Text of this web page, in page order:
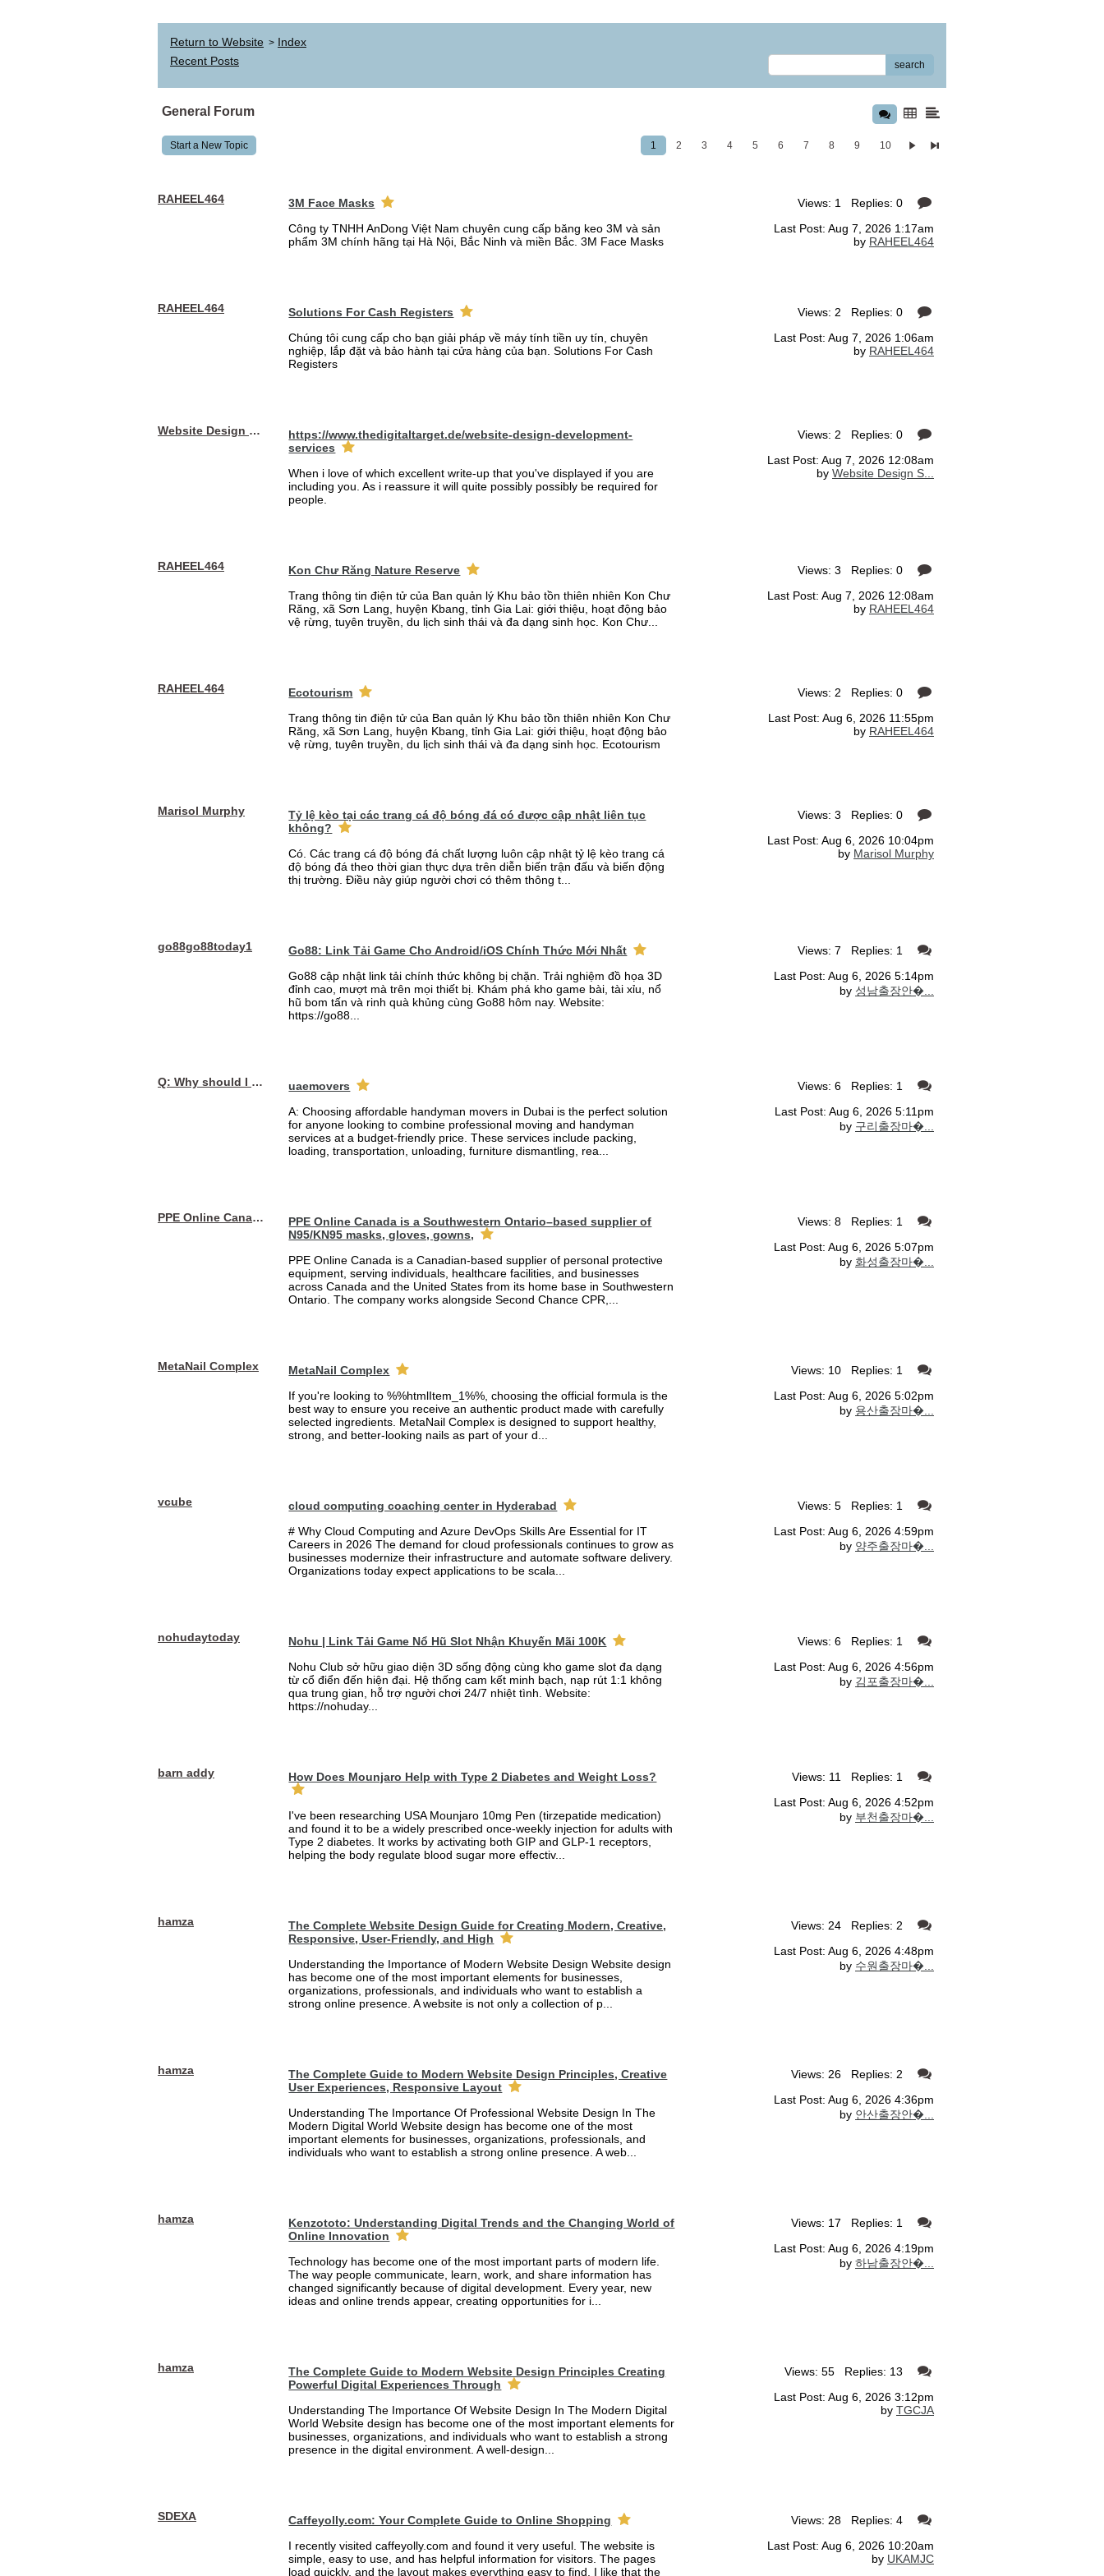
Return to Website > Index
Recent Posts
search
General Forum
Start a New Topic 1 2 3 4 5 6 7 8 9 10
RAHEEL464
3M Face Masks
Công ty TNHH AnDong Việt Nam chuyên cung cấp băng keo 3M và sản
phẩm 3M chính hãng tại Hà Nội, Bắc Ninh và miền Bắc. 3M Face Masks
Views: 1 Replies: 0
Last Post: Aug 7, 2026 1:17am
by RAHEEL464
RAHEEL464
Solutions For Cash Registers
Chúng tôi cung cấp cho bạn giải pháp về máy tính tiền uy tín, chuyên
nghiệp, lắp đặt và bảo hành tại cửa hàng của bạn. Solutions For Cash
Registers
Views: 2 Replies: 0
Last Post: Aug 7, 2026 1:06am
by RAHEEL464
Website Design Services berin
https://www.thedigitaltarget.de/website-design-development-
services
When i love of which excellent write-up that you've displayed if you are
including you. As i reassure it will quite possibly possibly be required for
people.
Views: 2 Replies: 0
Last Post: Aug 7, 2026 12:08am
by Website Design S...
RAHEEL464
Kon Chư Răng Nature Reserve
Trang thông tin điện tử của Ban quản lý Khu bảo tồn thiên nhiên Kon Chư
Răng, xã Sơn Lang, huyện Kbang, tỉnh Gia Lai: giới thiệu, hoạt động bảo
vệ rừng, tuyên truyền, du lịch sinh thái và đa dạng sinh học. Kon Chư...
Views: 3 Replies: 0
Last Post: Aug 7, 2026 12:08am
by RAHEEL464
RAHEEL464
Ecotourism
Trang thông tin điện tử của Ban quản lý Khu bảo tồn thiên nhiên Kon Chư
Răng, xã Sơn Lang, huyện Kbang, tỉnh Gia Lai: giới thiệu, hoạt động bảo
vệ rừng, tuyên truyền, du lịch sinh thái và đa dạng sinh học. Ecotourism
Views: 2 Replies: 0
Last Post: Aug 6, 2026 11:55pm
by RAHEEL464
Marisol Murphy
Tỷ lệ kèo tại các trang cá độ bóng đá có được cập nhật liên tục
không?
Có. Các trang cá độ bóng đá chất lượng luôn cập nhật tỷ lệ kèo trang cá
độ bóng đá theo thời gian thực dựa trên diễn biến trận đấu và biến động
thị trường. Điều này giúp người chơi có thêm thông t...
Views: 3 Replies: 0
Last Post: Aug 6, 2026 10:04pm
by Marisol Murphy
go88go88today1
Go88: Link Tải Game Cho Android/iOS Chính Thức Mới Nhất
Go88 cập nhật link tải chính thức không bị chặn. Trải nghiệm đồ họa 3D
đỉnh cao, mượt mà trên mọi thiết bị. Khám phá kho game bài, tài xỉu, nổ
hũ bom tấn và rinh quà khủng cùng Go88 hôm nay. Website:
https://go88...
Views: 7 Replies: 1
Last Post: Aug 6, 2026 5:14pm
by 성남출장안�...
Q: Why should I choose affordable handyman movers in Dubai for my relocation and maintenance needs?
uaemovers
A: Choosing affordable handyman movers in Dubai is the perfect solution
for anyone looking to combine professional moving and handyman
services at a budget-friendly price. These services include packing,
loading, transportation, unloading, furniture dismantling, rea...
Views: 6 Replies: 1
Last Post: Aug 6, 2026 5:11pm
by 구리출장마�...
PPE Online Canada – Bulk PPE Supplier | N95, Gloves, Masks & Medical Supplies
PPE Online Canada is a Southwestern Ontario–based supplier of
N95/KN95 masks, gloves, gowns,
PPE Online Canada is a Canadian-based supplier of personal protective
equipment, serving individuals, healthcare facilities, and businesses
across Canada and the United States from its home base in Southwestern
Ontario. The company works alongside Second Chance CPR,...
Views: 8 Replies: 1
Last Post: Aug 6, 2026 5:07pm
by 화성출장마�...
MetaNail Complex
MetaNail Complex
If you're looking to %%htmlItem_1%%, choosing the official formula is the
best way to ensure you receive an authentic product made with carefully
selected ingredients. MetaNail Complex is designed to support healthy,
strong, and better-looking nails as part of your d...
Views: 10 Replies: 1
Last Post: Aug 6, 2026 5:02pm
by 용산출장마�...
vcube
cloud computing coaching center in Hyderabad
# Why Cloud Computing and Azure DevOps Skills Are Essential for IT
Careers in 2026 The demand for cloud professionals continues to grow as
businesses modernize their infrastructure and automate software delivery.
Organizations today expect applications to be scala...
Views: 5 Replies: 1
Last Post: Aug 6, 2026 4:59pm
by 양주출장마�...
nohudaytoday
Nohu | Link Tải Game Nổ Hũ Slot Nhận Khuyến Mãi 100K
Nohu Club sở hữu giao diện 3D sống động cùng kho game slot đa dạng
từ cổ điển đến hiện đại. Hệ thống cam kết minh bạch, nạp rút 1:1 không
qua trung gian, hỗ trợ người chơi 24/7 nhiệt tình. Website:
https://nohuday...
Views: 6 Replies: 1
Last Post: Aug 6, 2026 4:56pm
by 김포출장마�...
barn addy How Does Mounjaro Help with Type 2 Diabetes and Weight Loss?
I've been researching USA Mounjaro 10mg Pen (tirzepatide medication)
and found it to be a widely prescribed once-weekly injection for adults with
Type 2 diabetes. It works by activating both GIP and GLP-1 receptors,
helping the body regulate blood sugar more effectiv...
Views: 11 Replies: 1
Last Post: Aug 6, 2026 4:52pm
by 부천출장마�...
hamza
The Complete Website Design Guide for Creating Modern, Creative,
Responsive, User-Friendly, and High
Understanding the Importance of Modern Website Design Website design
has become one of the most important elements for businesses,
organizations, professionals, and individuals who want to establish a
strong online presence. A website is not only a collection of p...
Views: 24 Replies: 2
Last Post: Aug 6, 2026 4:48pm
by 수원출장마�...
hamza
The Complete Guide to Modern Website Design Principles, Creative
User Experiences, Responsive Layout
Understanding The Importance Of Professional Website Design In The
Modern Digital World Website design has become one of the most
important elements for businesses, organizations, professionals, and
individuals who want to establish a strong online presence. A web...
Views: 26 Replies: 2
Last Post: Aug 6, 2026 4:36pm
by 안산출장안�...
hamza
Kenzototo: Understanding Digital Trends and the Changing World of
Online Innovation
Technology has become one of the most important parts of modern life.
The way people communicate, learn, work, and share information has
changed significantly because of digital development. Every year, new
ideas and online trends appear, creating opportunities for i...
Views: 17 Replies: 1
Last Post: Aug 6, 2026 4:19pm
by 하남출장안�...
hamza
The Complete Guide to Modern Website Design Principles Creating
Powerful Digital Experiences Through
Understanding The Importance Of Website Design In The Modern Digital
World Website design has become one of the most important elements for
businesses, organizations, and individuals who want to establish a strong
presence in the digital environment. A well-design...
Views: 55 Replies: 13
Last Post: Aug 6, 2026 3:12pm
by TGCJA
SDEXA
Caffeyolly.com: Your Complete Guide to Online Shopping
I recently visited caffeyolly.com and found it very useful. The website is
simple, easy to use, and has helpful information for visitors. The pages
load quickly, and the layout makes everything easy to find. I like that the
Views: 28 Replies: 4
Last Post: Aug 6, 2026 10:20am
by UKAMJC